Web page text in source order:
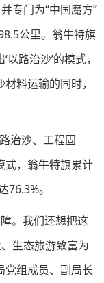
专门为“中国魔方”
公里。翁牛特旗
路治沙’的模式，
料运输的同时，
治沙、工程固
式，翁牛特旗累计
。
。我们还想把这
生态旅游致富为
党组成员、副局长